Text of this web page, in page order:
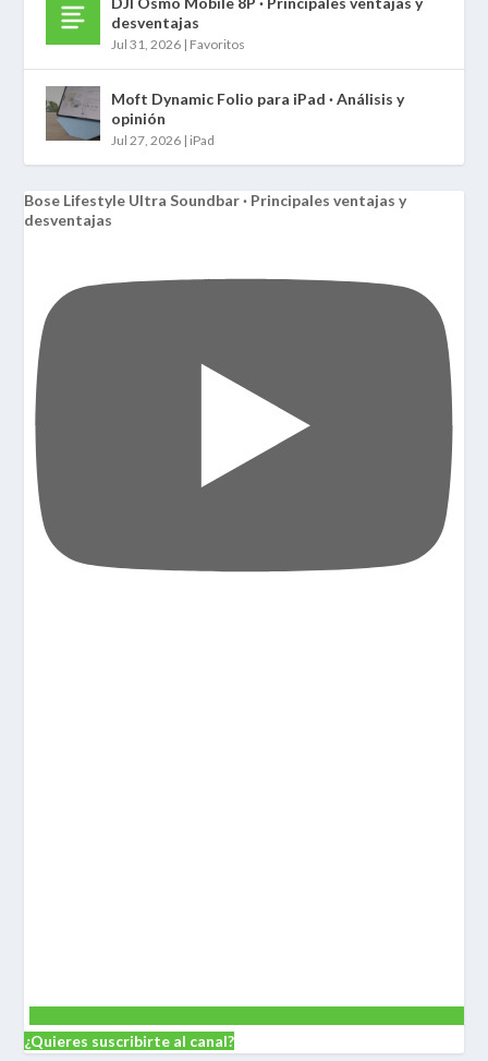
desventajas
Jul 31, 2026 | Favoritos
Moft Dynamic Folio para iPad · Análisis y
opinión
Jul 27, 2026 | iPad
Bose Lifestyle Ultra Soundbar · Principales ventajas y
desventajas
¿Quieres suscribirte al canal?